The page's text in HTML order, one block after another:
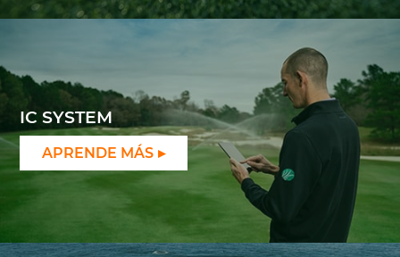
IC SYSTEM
APRENDE MÁS